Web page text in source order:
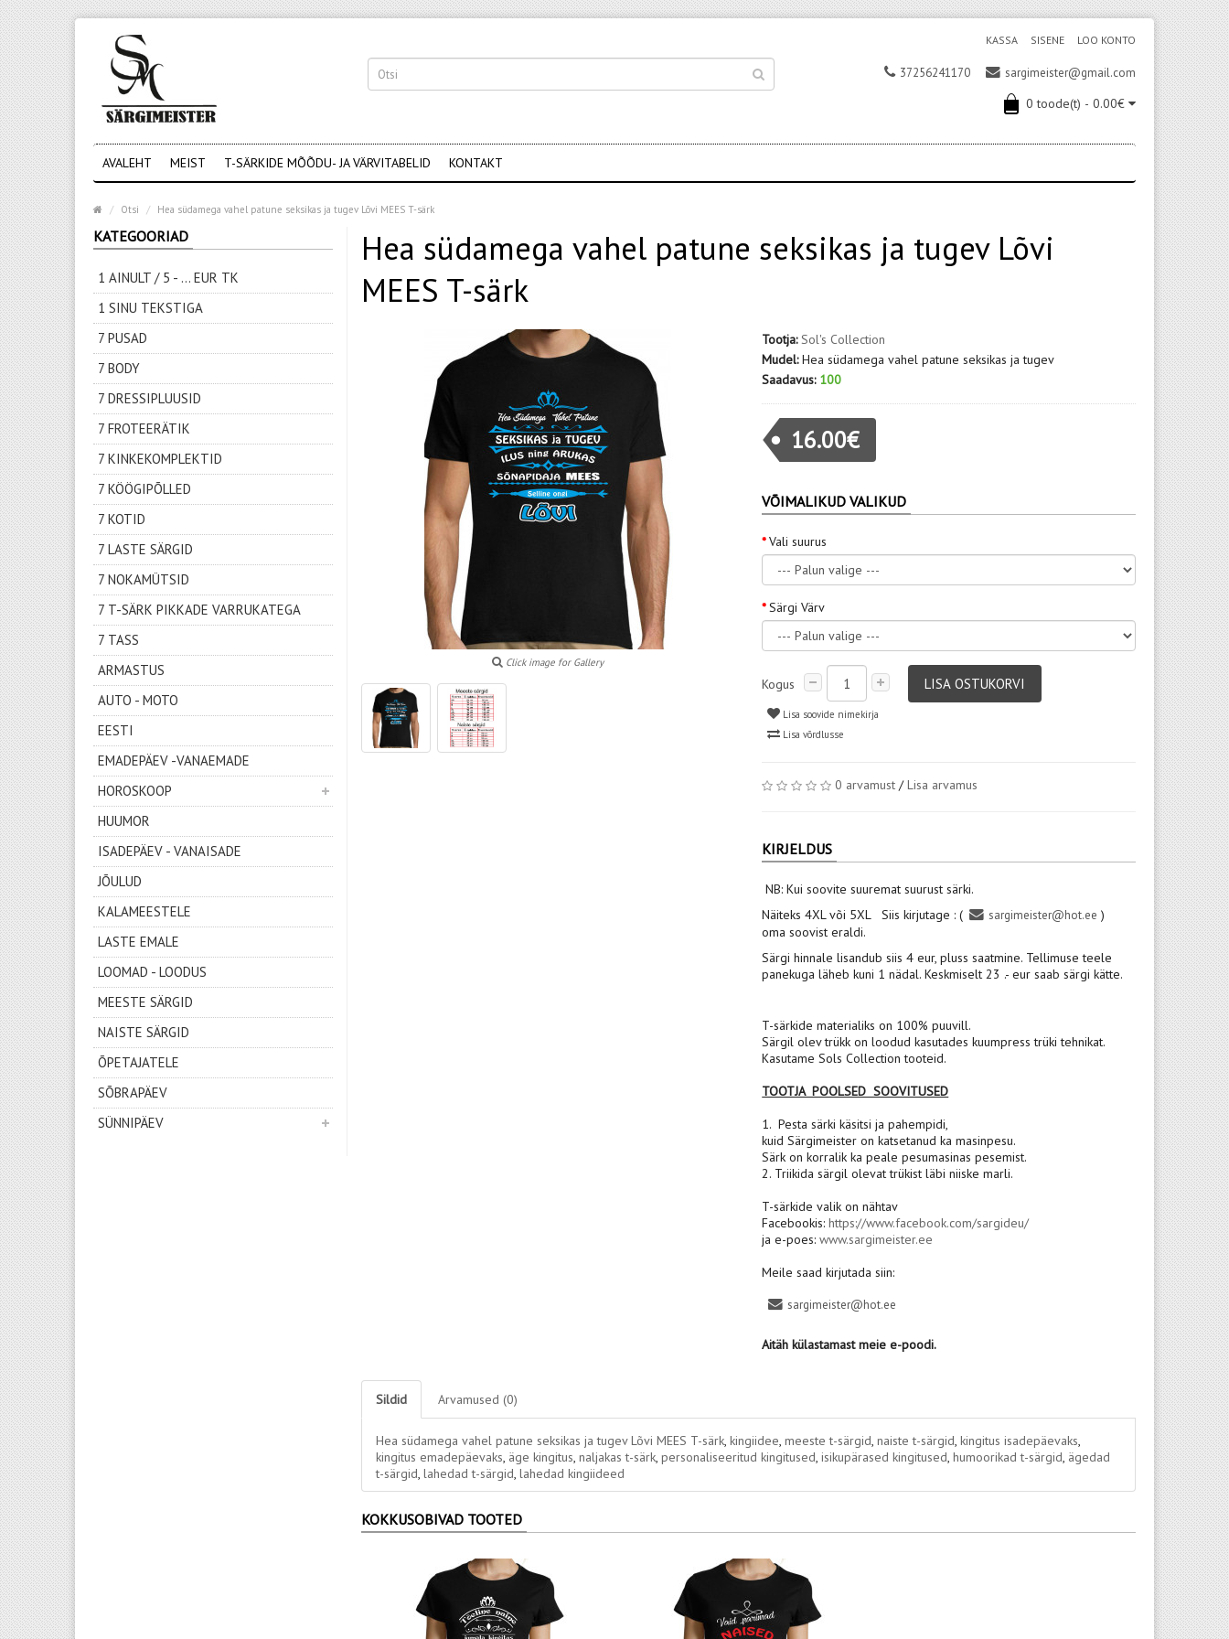
SISENE LOO KONTO
KASSA
37256241170 sargimeister@gmail.com
0 toode(t) - 0.00€
AVALEHT MEIST T-SÄRKIDE MÕÕDU- JA VÄRVITABELID KONTAKT
Otsi Hea südamega vahel patune seksikas ja tugev Lõvi MEES T-särk
KATEGOORIAD
1 AINULT / 5 - ... EUR TK
1 SINU TEKSTIGA
7 PUSAD
7 BODY
7 DRESSIPLUUSID
7 FROTEERÄTIK
7 KINKEKOMPLEKTID
7 KÖÖGIPÕLLED
7 KOTID
7 LASTE SÄRGID
7 NOKAMÜTSID
7 T-SÄRK PIKKADE VARRUKATEGA
7 TASS
ARMASTUS
AUTO - MOTO
EESTI
EMADEPÄEV -VANAEMADE
HOROSKOOP
HUUMOR
ISADEPÄEV - VANAISADE
JÕULUD
KALAMEESTELE
LASTE EMALE
LOOMAD - LOODUS
MEESTE SÄRGID
NAISTE SÄRGID
ÕPETAJATELE
SÕBRAPÄEV
SÜNNIPÄEV
Hea südamega vahel patune seksikas ja tugev Lõvi
MEES T-särk
Click image for Gallery
Tootja: Sol's Collection
Mudel: Hea südamega vahel patune seksikas ja tugev
Saadavus: 100
16.00€
VÕIMALIKUD VALIKUD
Vali suurus
Särgi Värv
Kogus LISA OSTUKORVI
Lisa soovide nimekirja
Lisa võrdlusse
0 arvamust /Lisa arvamus
KIRJELDUS
NB: Kui soovite suuremat suurust särki.
Näiteks 4XL või 5XLSiis kirjutage : ( sargimeister@hot.ee )
oma soovist eraldi.
Särgi hinnale lisandub siis 4 eur, pluss saatmine. Tellimuse teele
panekuga läheb kuni 1 nädal. Keskmiselt 23 .- eur saab särgi kätte.
T-särkide materialiks on 100% puuvill.
Särgil olev trükk on loodud kasutades kuumpress trüki tehnikat.
Kasutame Sols Collection tooteid.
TOOTJA POOLSED SOOVITUSED
1. Pesta särki käsitsi ja pahempidi,
kuid Särgimeister on katsetanud ka masinpesu.
Särk on korralik ka peale pesumasinas pesemist.
2. Triikida särgil olevat trükist läbi niiske marli.
T-särkide valik on nähtav
Facebookis:https://www.facebook.com/sargideu/
ja e-poes:www.sargimeister.ee
Meile saad kirjutada siin:
sargimeister@hot.ee
Aitäh külastamast meie e-poodi.
Sildid Arvamused (0)
Hea südamega vahel patune seksikas ja tugev Lõvi MEES T-särk, kingiidee, meeste t-särgid, naiste t-särgid, kingitus isadepäevaks,
kingitus emadepäevaks, äge kingitus, naljakas t-särk, personaliseeritud kingitused, isikupärased kingitused, humoorikad t-särgid, ägedad
t-särgid, lahedad t-särgid, lahedad kingiideed
KOKKUSOBIVAD TOOTED